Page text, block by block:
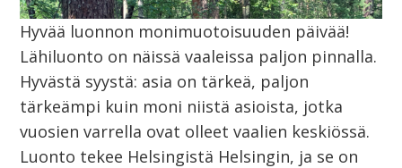
Hyvää luonnon monimuotoisuuden päivää!
Lähiluonto on näissä vaaleissa paljon pinnalla.
Hyvästä syystä: asia on tärkeä, paljon
tärkeämpi kuin moni niistä asioista, jotka
vuosien varrella ovat olleet vaalien keskiössä.
Luonto tekee Helsingistä Helsingin, ja se on